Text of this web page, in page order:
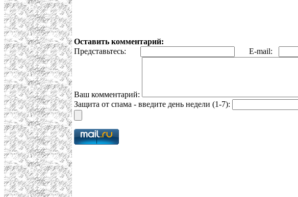
Оставить комментарий:
Представьтесь:
E-mail:
Ваш комментарий:
Защита от спама - введите день недели (1-7):